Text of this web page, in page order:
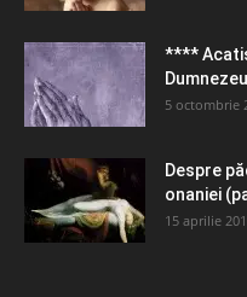
****
5 octombrie
Despre
onaniei
15 aprilie